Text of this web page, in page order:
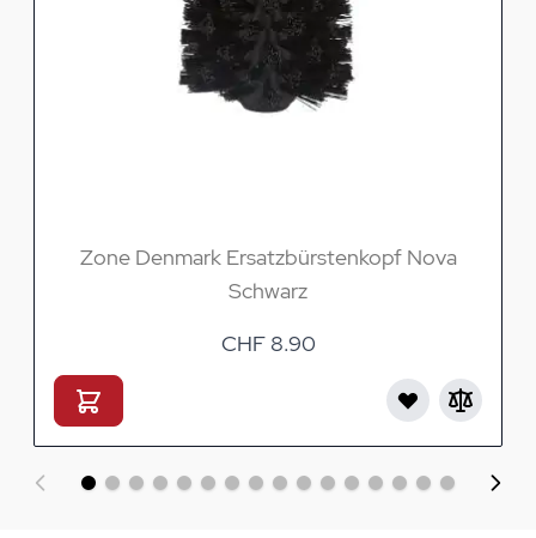
Zone Denmark Ersatzbürstenkopf Nova
Schwarz
CHF 8.90